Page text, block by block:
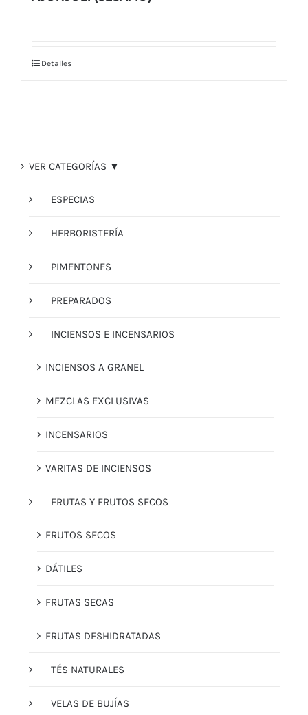
Detalles
VER CATEGORÍAS ▼
ESPECIAS
HERBORISTERÍA
PIMENTONES
PREPARADOS
INCIENSOS E INCENSARIOS
INCIENSOS A GRANEL
MEZCLAS EXCLUSIVAS
INCENSARIOS
VARITAS DE INCIENSOS
FRUTAS Y FRUTOS SECOS
FRUTOS SECOS
DÁTILES
FRUTAS SECAS
FRUTAS DESHIDRATADAS
TÉS NATURALES
VELAS DE BUJÍAS